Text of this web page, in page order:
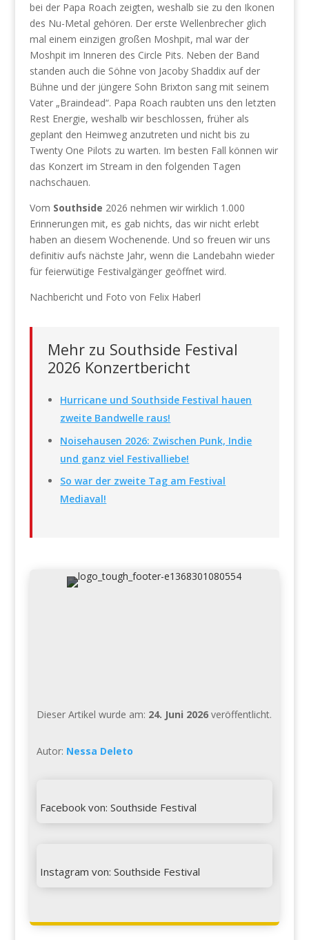
bei der Papa Roach zeigten, weshalb sie zu den Ikonen
des Nu-Metal gehören. Der erste Wellenbrecher glich
mal einem einzigen großen Moshpit, mal war der
Moshpit im Inneren des Circle Pits. Neben der Band
standen auch die Söhne von Jacoby Shaddix auf der
Bühne und der jüngere Sohn Brixton sang mit seinem
Vater „Braindead“. Papa Roach raubten uns den letzten
Rest Energie, weshalb wir beschlossen, früher als
geplant den Heimweg anzutreten und nicht bis zu
Twenty One Pilots zu warten. Im besten Fall können wir
das Konzert im Stream in den folgenden Tagen
nachschauen.
Vom Southside 2026 nehmen wir wirklich 1.000
Erinnerungen mit, es gab nichts, das wir nicht erlebt
haben an diesem Wochenende. Und so freuen wir uns
definitiv aufs nächste Jahr, wenn die Landebahn wieder
für feierwütige Festivalgänger geöffnet wird.
Nachbericht und Foto von Felix Haberl
Mehr zu Southside Festival
2026 Konzertbericht
Hurricane und Southside Festival hauen
zweite Bandwelle raus!
Noisehausen 2026: Zwischen Punk, Indie
und ganz viel Festivalliebe!
So war der zweite Tag am Festival
Mediaval!
Dieser Artikel wurde am: 24. Juni 2026veröffentlicht.
Autor: Nessa Deleto
Facebook von: Southside Festival
Instagram von: Southside Festival